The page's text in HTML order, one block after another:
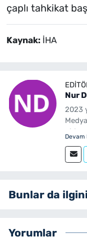
çaplı tahkikat
Kaynak: İHA
Nur
2023
Devam
Bunlar da
Yorumlar